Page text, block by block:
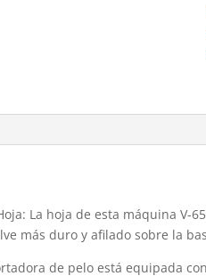
La hoja de esta máquina V-
más duro y afilado sobre la
de pelo está equipada